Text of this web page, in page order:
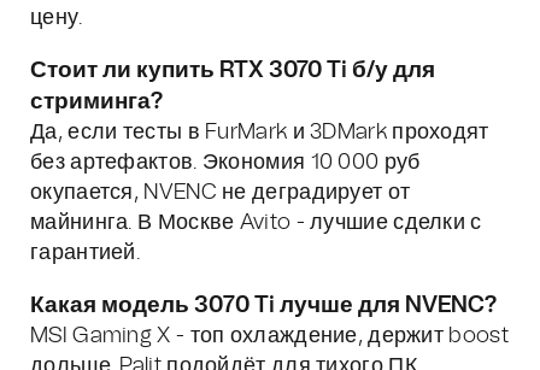
цену.
Стоит ли купить RTX 3070 Ti б/у для
стриминга?
Да, если тесты в FurMark и 3DMark проходят
без артефактов. Экономия 10 000 руб
окупается, NVENC не деградирует от
майнинга. В Москве Avito - лучшие сделки с
гарантией.
Какая модель 3070 Ti лучше для NVENC?
MSI Gaming X - топ охлаждение, держит boost